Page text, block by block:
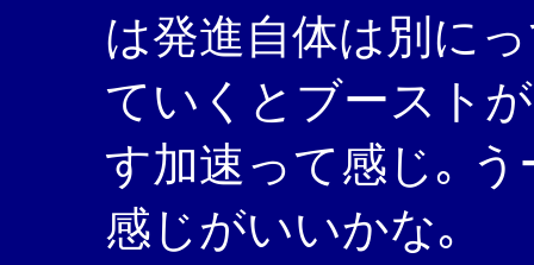
は発進自体は別に
ていくとブースト
す加速って感じ｡
感じがいいかな｡